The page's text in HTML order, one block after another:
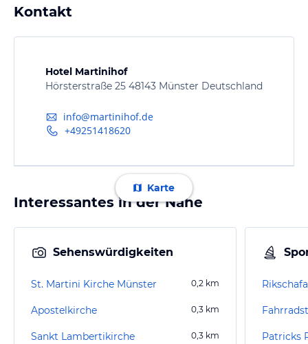
Kontakt
Hotel Martinihof
Hörsterstraße 25 48143 Münster Deutschland
info@martinihof.de
+49251418620
Karte
Interessantes in der Nähe
Sehenswürdigkeiten
St. Martini Kirche Münster 0,2 km
Apostelkirche 0,3 km
Sankt Lambertikirche 0,3 km Patricks